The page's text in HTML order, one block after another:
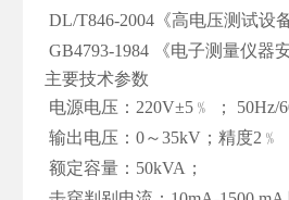
DL/T846-2004《高电压测试设
GB4793-1984 《电子测量仪器
主要技术参数
电源电压：220V±5﹪ ； 50Hz/
输出电压：0～35kV；精度2﹪
额定容量：50kVA；